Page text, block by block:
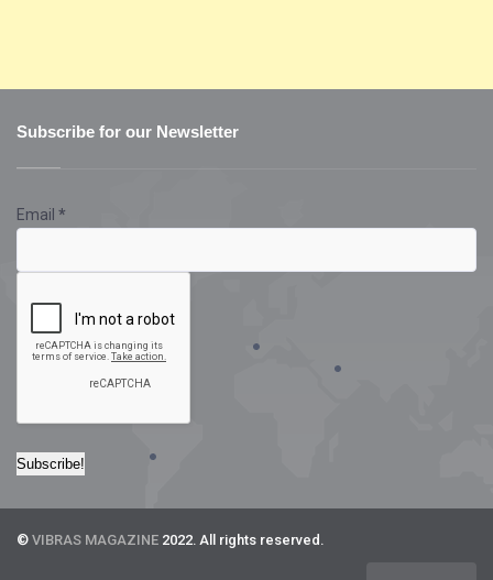
Subscribe for our Newsletter
Email *
© VIBRAS MAGAZINE 2022. All rights reserved.